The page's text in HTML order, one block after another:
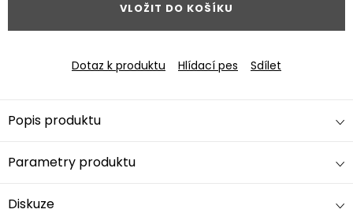
VLOŽIT DO KOŠÍKU
Dotaz k produktu Hlídací pes Sdílet
Popis produktu
Parametry produktu
Diskuze